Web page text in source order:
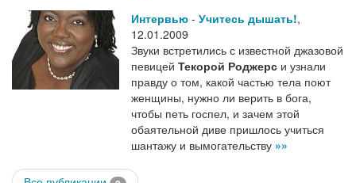
Интервью - Учитесь дышать!,
12.01.2009
Звуки встретились с известной джазовой
певицей Текорой Роджерс и узнали
правду о том, какой частью тела поют
женщины, нужно ли верить в бога,
чтобы петь госпел, и зачем этой
обаятельной диве пришлось учиться
шантажу и вымогательству »»